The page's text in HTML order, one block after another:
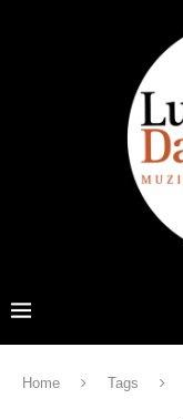
Home Tags